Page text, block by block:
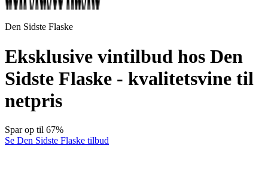
Den Sidste Flaske
Eksklusive vintilbud hos Den
Sidste Flaske - kvalitetsvine til
netpris
Spar op til 67%
Se Den Sidste Flaske tilbud